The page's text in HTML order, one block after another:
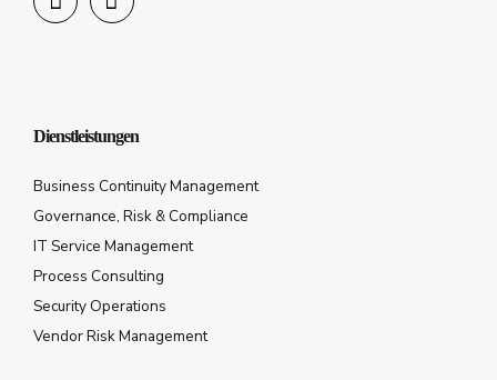
Dienstleistungen
Business Continuity Management
Governance, Risk & Compliance
IT Service Management
Process Consulting
Security Operations
Vendor Risk Management